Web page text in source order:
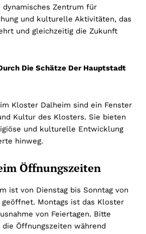
dynamisches Zentrum für
und kulturelle Aktivitäten, das
und gleichzeitig die Zukunft
Die Schätze Der Hauptstadt
Kloster Dalheim sind ein Fenster
Kultur des Klosters. Sie bieten
und kulturelle Entwicklung
hinweg.
Öffnungszeiten
ist von Dienstag bis Sonntag von
geöffnet. Montags ist das Kloster
von Feiertagen. Bitte
die Öffnungszeiten während